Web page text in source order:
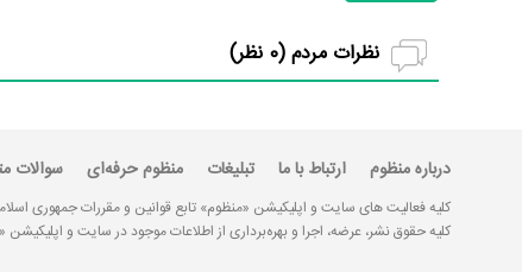
نظرات مردم (0 نظر)
درباره منظوم ارتباط با ما تبلیغات منظوم حرفه‌ای سوالات
کلیه فعالیت های سایت و اپلیکیشن «منظوم» تابع قوانین و مقررات جمهوری
کلیه حقوق نشر، عرضه، اجرا و بهره‌برداری از اطلاعات موجود در سایت و